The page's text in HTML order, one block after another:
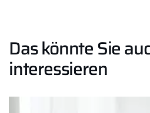
Das könnte Sie
interessieren